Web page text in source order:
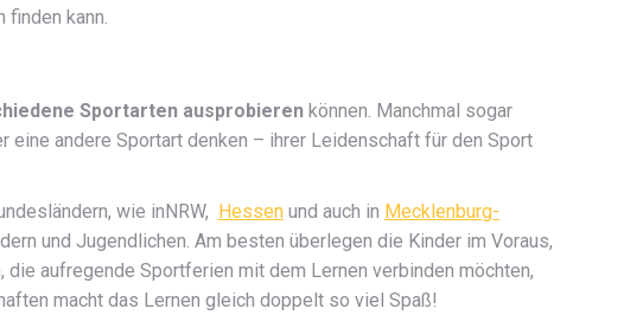
kann.
Sportarten ausprobieren können. Manchmal sogar
andere Sportart denken – ihrer Leidenschaft für den Sport
wie inNRW, Hessen und auch in Mecklenburg-
und Jugendlichen. Am besten überlegen die Kinder im Voraus,
aufregende Sportferien mit dem Lernen verbinden möchten,
macht das Lernen gleich doppelt so viel Spaß!